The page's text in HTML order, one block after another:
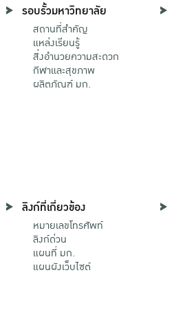
รอบรั้วมหาวิทยาลัย
สถานที่สำคัญ
แหล่งเรียนรู้
สิ่งอำนวยความสะดวก
กีฬาและสุขภาพ
ผลิตภัณฑ์ มก.
ลิงก์ที่เกี่ยวข้อง
หมายเลขโทรศัพท์
ลิงก์ด่วน
แผนที่ มก.
แผนผังเว็บไซต์